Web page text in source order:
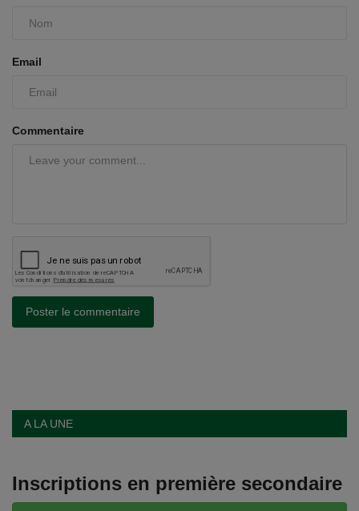
Email
Commentaire
Poster le commentaire
A LA UNE
Inscriptions en première secondaire